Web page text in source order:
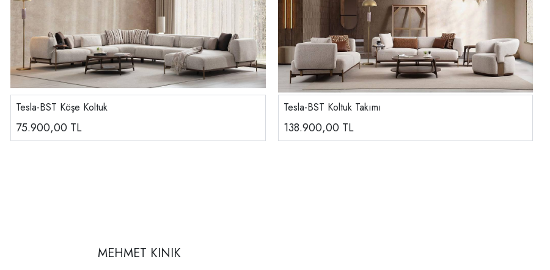
Tesla-BST Köşe Koltuk
75.900,00 TL
Tesla-BST Koltuk Takımı
138.900,00 TL
MEHMET KINIK